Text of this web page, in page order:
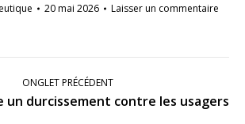
20 mai 2026 Laisser un commentaire
ONGLET PRÉCÉDENT
Onglet
un durcissement contre les usagers